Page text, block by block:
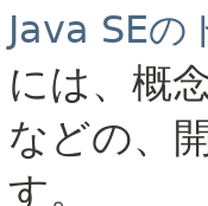
Java SEの
には、概
などの、
す。